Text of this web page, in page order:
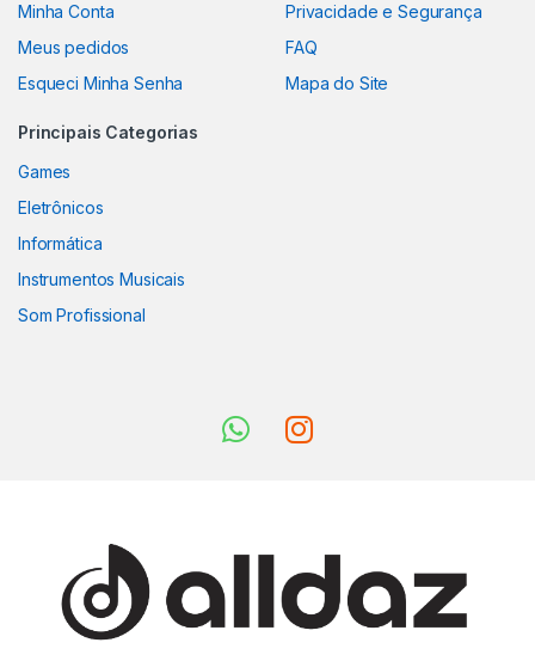
Minha Conta
Meus pedidos
Esqueci Minha Senha
Privacidade e Segurança
FAQ
Mapa do Site
Principais Categorias
Games
Eletrônicos
Informática
Instrumentos Musicais
Som Profissional